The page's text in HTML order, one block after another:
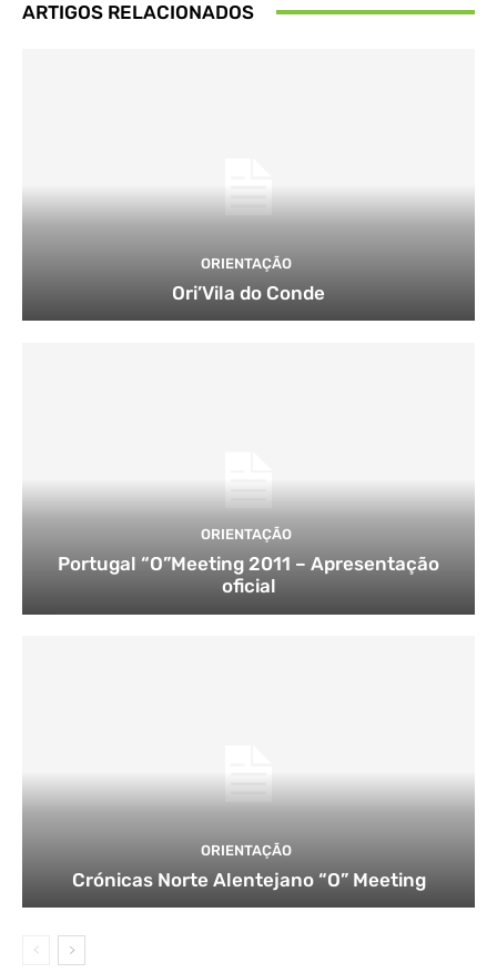
ARTIGOS RELACIONADOS
ORIENTAÇÃO
Ori’Vila do Conde
ORIENTAÇÃO
Portugal “O”Meeting 2011 – Apresentação
oficial
ORIENTAÇÃO
Crónicas Norte Alentejano “O” Meeting